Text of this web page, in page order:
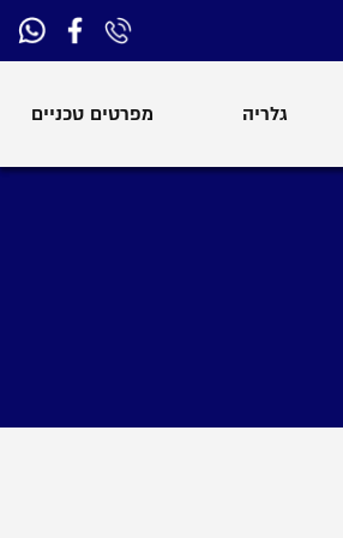
גלריה מפרטים טכניים